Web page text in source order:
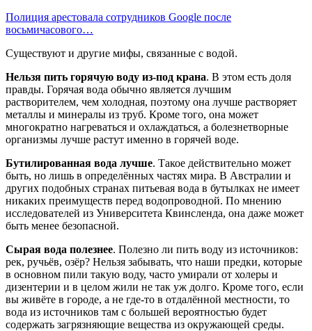
Полиция арестовала сотрудников Google после
восьмичасового…
Существуют и другие мифы, связанные с водой.
Нельзя пить горячую воду из-под крана. В этом есть доля
правды. Горячая вода обычно является лучшим
растворителем, чем холодная, поэтому она лучше растворяет
металлы и минералы из труб. Кроме того, она может
многократно нагреваться и охлаждаться, а болезнетворные
организмы лучше растут именно в горячей воде.
Бутилированная вода лучше. Такое действительно может
быть, но лишь в определённых частях мира. В Австралии и
других подобных странах питьевая вода в бутылках не имеет
никаких преимуществ перед водопроводной. По мнению
исследователей из Университета Квинсленда, она даже может
быть менее безопасной.
Сырая вода полезнее. Полезно ли пить воду из источников:
рек, ручьёв, озёр? Нельзя забывать, что наши предки, которые
в основном пили такую воду, часто умирали от холеры и
дизентерии и в целом жили не так уж долго. Кроме того, если
вы живёте в городе, а не где-то в отдалённой местности, то
вода из источников там с большей вероятностью будет
содержать загрязняющие вещества из окружающей среды.